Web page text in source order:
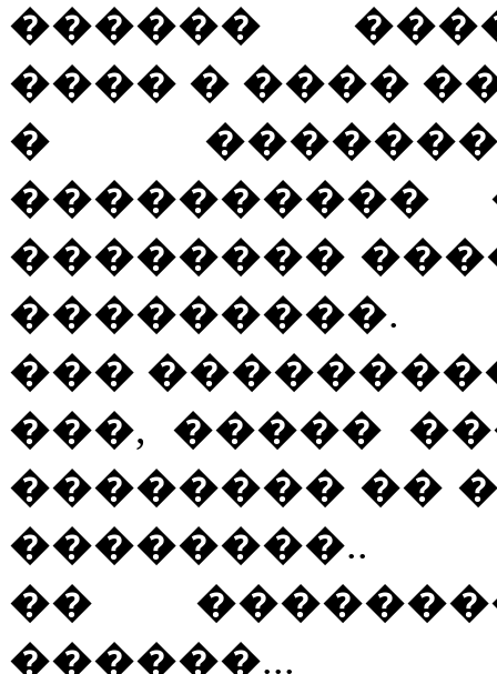
������
���� � ����
�
��������
���������.
���
���, �����
�������� ��
��������..
��
������...